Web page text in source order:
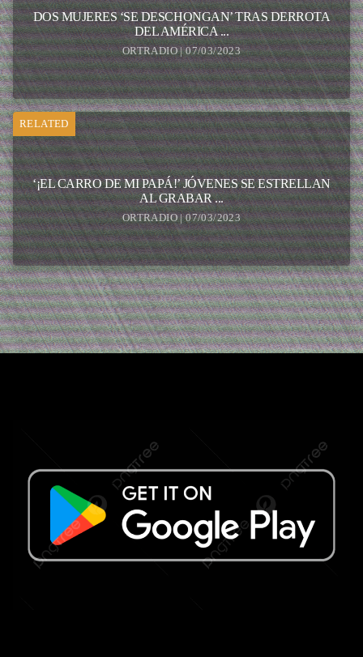
DOS MUJERES ‘SE DESCHONGAN’ TRAS DERROTA
DEL AMÉRICA ...
ORTRADIO | 07/03/2023
RELATED
‘¡EL CARRO DE MI PAPÁ!’ JÓVENES SE ESTRELLAN
AL GRABAR ...
ORTRADIO | 07/03/2023